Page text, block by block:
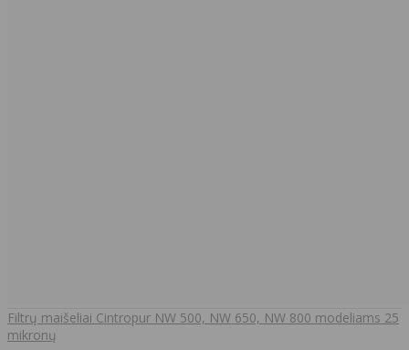
Filtrų maišeliai Cintropur NW 500, NW 650, NW 800 modeliams 25
mikronų